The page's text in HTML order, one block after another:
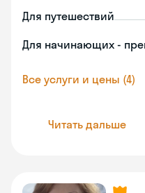
Для путешествий
Для начинающих -
Все услуги и цены (4)
Читать дальше